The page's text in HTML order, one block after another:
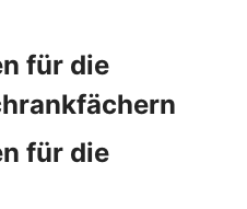
für die
für die